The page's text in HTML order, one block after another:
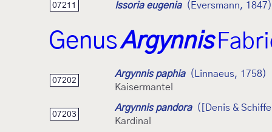
07211 Issoria eugenia (Eversmann, 1847)
GenusArgynnis
07202
Argynnis paphia
(Linnaeus, 1758)
Kaisermantel
07203
Argynnis pandora
([Denis &
Kardinal